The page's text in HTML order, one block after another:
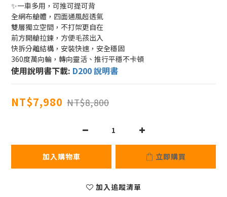
✨一車多用，可推可提可背
全網布艙體，四面通風超透氣
雙層獨立空間，不打架更自在
前方開艙拉鍊，方便毛孩出入
快拆分離結構，安裝快速，安全穩固
360度萬向輪，轉向靈活、推行平穩不卡頓
使用說明書下載: D200 說明書
NT$7,980 NT$8,800
加入購物車 立即購買
加入追蹤清單